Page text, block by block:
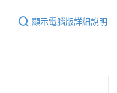
顯示電腦版詳細說明